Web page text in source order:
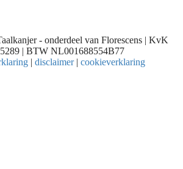
- onderdeel van Florescens | KvK
| BTW NL001688554B77
| disclaimer | cookieverklaring